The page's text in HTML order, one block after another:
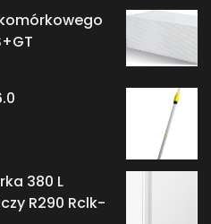
380 L
R290 Rclk-